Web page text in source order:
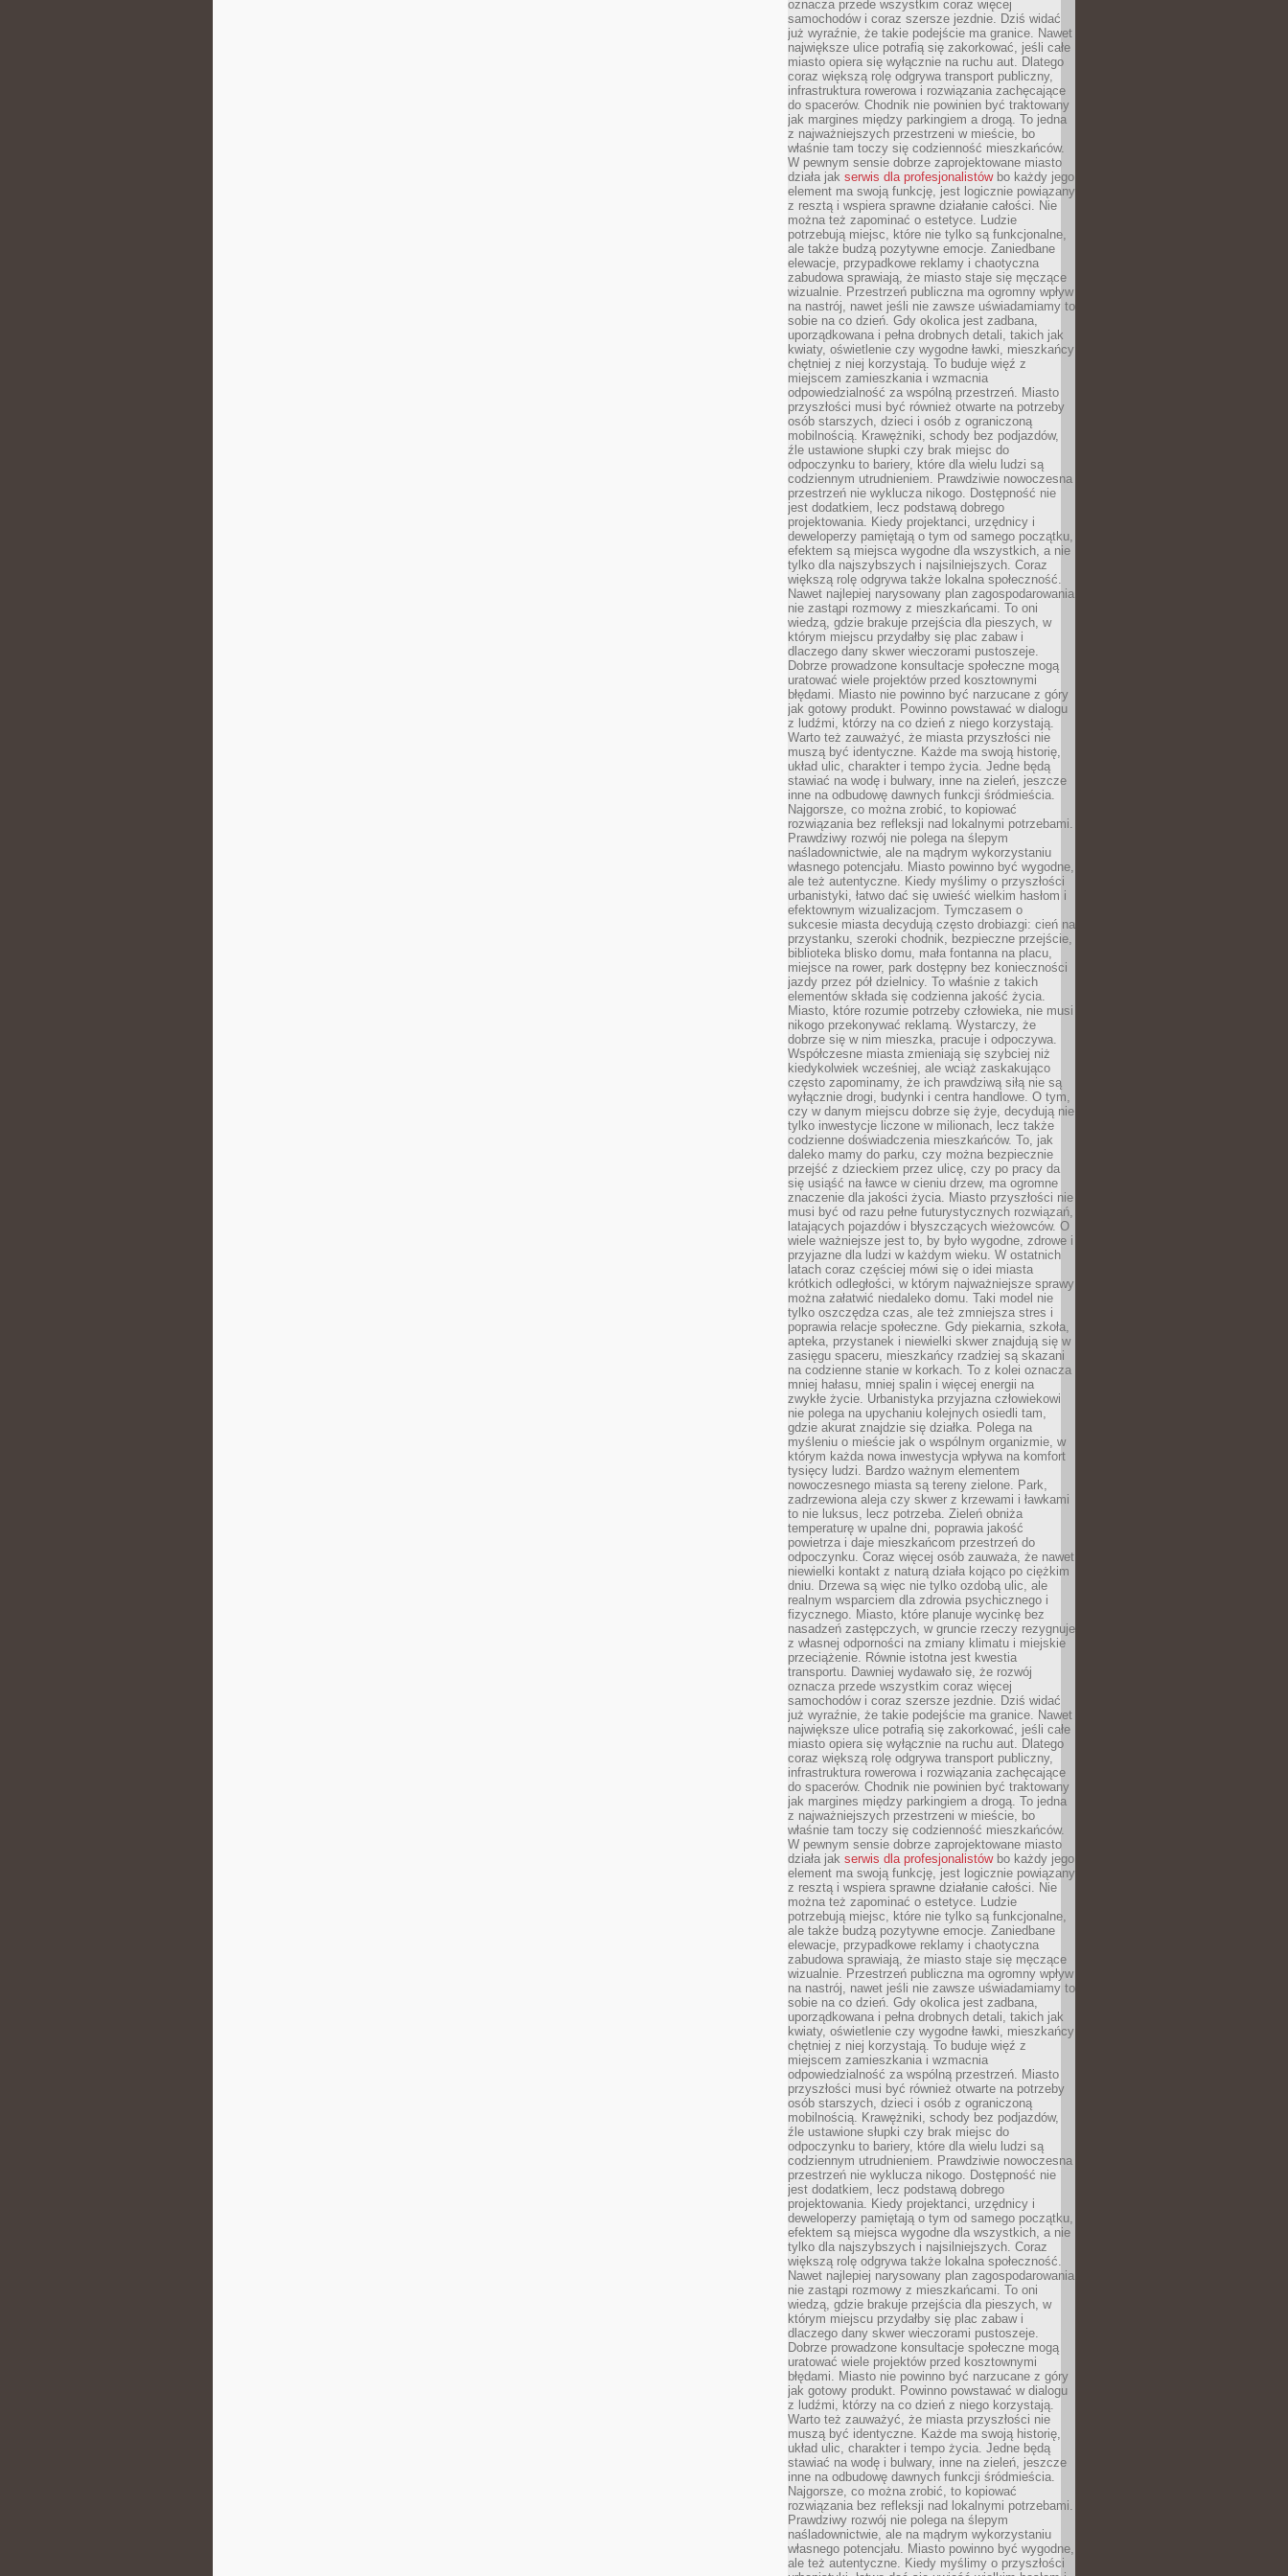
oznacza przede wszystkim coraz więcej
samochodów i coraz szersze jezdnie. Dziś widać
już wyraźnie, że takie podejście ma granice. Nawet
największe ulice potrafią się zakorkować, jeśli całe
miasto opiera się wyłącznie na ruchu aut. Dlatego
coraz większą rolę odgrywa transport publiczny,
infrastruktura rowerowa i rozwiązania zachęcające
do spacerów. Chodnik nie powinien być traktowany
jak margines między parkingiem a drogą. To jedna
z najważniejszych przestrzeni w mieście, bo
właśnie tam toczy się codzienność mieszkańców.
W pewnym sensie dobrze zaprojektowane miasto
działa jak serwis dla profesjonalistówbo każdy jego
element ma swoją funkcję, jest logicznie powiązany
z resztą i wspiera sprawne działanie całości. Nie
można też zapominać o estetyce. Ludzie
potrzebują miejsc, które nie tylko są funkcjonalne,
ale także budzą pozytywne emocje. Zaniedbane
elewacje, przypadkowe reklamy i chaotyczna
zabudowa sprawiają, że miasto staje się męczące
wizualnie. Przestrzeń publiczna ma ogromny wpływ
na nastrój, nawet jeśli nie zawsze uświadamiamy to
sobie na co dzień. Gdy okolica jest zadbana,
uporządkowana i pełna drobnych detali, takich jak
kwiaty, oświetlenie czy wygodne ławki, mieszkańcy
chętniej z niej korzystają. To buduje więź z
miejscem zamieszkania i wzmacnia
odpowiedzialność za wspólną przestrzeń. Miasto
przyszłości musi być również otwarte na potrzeby
osób starszych, dzieci i osób z ograniczoną
mobilnością. Krawężniki, schody bez podjazdów,
źle ustawione słupki czy brak miejsc do
odpoczynku to bariery, które dla wielu ludzi są
codziennym utrudnieniem. Prawdziwie nowoczesna
przestrzeń nie wyklucza nikogo. Dostępność nie
jest dodatkiem, lecz podstawą dobrego
projektowania. Kiedy projektanci, urzędnicy i
deweloperzy pamiętają o tym od samego początku,
efektem są miejsca wygodne dla wszystkich, a nie
tylko dla najszybszych i najsilniejszych. Coraz
większą rolę odgrywa także lokalna społeczność.
Nawet najlepiej narysowany plan zagospodarowania
nie zastąpi rozmowy z mieszkańcami. To oni
wiedzą, gdzie brakuje przejścia dla pieszych, w
którym miejscu przydałby się plac zabaw i
dlaczego dany skwer wieczorami pustoszeje.
Dobrze prowadzone konsultacje społeczne mogą
uratować wiele projektów przed kosztownymi
błędami. Miasto nie powinno być narzucane z góry
jak gotowy produkt. Powinno powstawać w dialogu
z ludźmi, którzy na co dzień z niego korzystają.
Warto też zauważyć, że miasta przyszłości nie
muszą być identyczne. Każde ma swoją historię,
układ ulic, charakter i tempo życia. Jedne będą
stawiać na wodę i bulwary, inne na zieleń, jeszcze
inne na odbudowę dawnych funkcji śródmieścia.
Najgorsze, co można zrobić, to kopiować
rozwiązania bez refleksji nad lokalnymi potrzebami.
Prawdziwy rozwój nie polega na ślepym
naśladownictwie, ale na mądrym wykorzystaniu
własnego potencjału. Miasto powinno być wygodne,
ale też autentyczne. Kiedy myślimy o przyszłości
urbanistyki, łatwo dać się uwieść wielkim hasłom i
efektownym wizualizacjom. Tymczasem o
sukcesie miasta decydują często drobiazgi: cień na
przystanku, szeroki chodnik, bezpieczne przejście,
biblioteka blisko domu, mała fontanna na placu,
miejsce na rower, park dostępny bez konieczności
jazdy przez pół dzielnicy. To właśnie z takich
elementów składa się codzienna jakość życia.
Miasto, które rozumie potrzeby człowieka, nie musi
nikogo przekonywać reklamą. Wystarczy, że
dobrze się w nim mieszka, pracuje i odpoczywa.
Współczesne miasta zmieniają się szybciej niż
kiedykolwiek wcześniej, ale wciąż zaskakująco
często zapominamy, że ich prawdziwą siłą nie są
wyłącznie drogi, budynki i centra handlowe. O tym,
czy w danym miejscu dobrze się żyje, decydują nie
tylko inwestycje liczone w milionach, lecz także
codzienne doświadczenia mieszkańców. To, jak
daleko mamy do parku, czy można bezpiecznie
przejść z dzieckiem przez ulicę, czy po pracy da
się usiąść na ławce w cieniu drzew, ma ogromne
znaczenie dla jakości życia. Miasto przyszłości nie
musi być od razu pełne futurystycznych rozwiązań,
latających pojazdów i błyszczących wieżowców. O
wiele ważniejsze jest to, by było wygodne, zdrowe i
przyjazne dla ludzi w każdym wieku. W ostatnich
latach coraz częściej mówi się o idei miasta
krótkich odległości, w którym najważniejsze sprawy
można załatwić niedaleko domu. Taki model nie
tylko oszczędza czas, ale też zmniejsza stres i
poprawia relacje społeczne. Gdy piekarnia, szkoła,
apteka, przystanek i niewielki skwer znajdują się w
zasięgu spaceru, mieszkańcy rzadziej są skazani
na codzienne stanie w korkach. To z kolei oznacza
mniej hałasu, mniej spalin i więcej energii na
zwykłe życie. Urbanistyka przyjazna człowiekowi
nie polega na upychaniu kolejnych osiedli tam,
gdzie akurat znajdzie się działka. Polega na
myśleniu o mieście jak o wspólnym organizmie, w
którym każda nowa inwestycja wpływa na komfort
tysięcy ludzi. Bardzo ważnym elementem
nowoczesnego miasta są tereny zielone. Park,
zadrzewiona aleja czy skwer z krzewami i ławkami
to nie luksus, lecz potrzeba. Zieleń obniża
temperaturę w upalne dni, poprawia jakość
powietrza i daje mieszkańcom przestrzeń do
odpoczynku. Coraz więcej osób zauważa, że nawet
niewielki kontakt z naturą działa kojąco po ciężkim
dniu. Drzewa są więc nie tylko ozdobą ulic, ale
realnym wsparciem dla zdrowia psychicznego i
fizycznego. Miasto, które planuje wycinkę bez
nasadzeń zastępczych, w gruncie rzeczy rezygnuje
z własnej odporności na zmiany klimatu i miejskie
przeciążenie. Równie istotna jest kwestia
transportu. Dawniej wydawało się, że rozwój
oznacza przede wszystkim coraz więcej
samochodów i coraz szersze jezdnie. Dziś widać
już wyraźnie, że takie podejście ma granice. Nawet
największe ulice potrafią się zakorkować, jeśli całe
miasto opiera się wyłącznie na ruchu aut. Dlatego
coraz większą rolę odgrywa transport publiczny,
infrastruktura rowerowa i rozwiązania zachęcające
do spacerów. Chodnik nie powinien być traktowany
jak margines między parkingiem a drogą. To jedna
z najważniejszych przestrzeni w mieście, bo
właśnie tam toczy się codzienność mieszkańców.
W pewnym sensie dobrze zaprojektowane miasto
działa jak serwis dla profesjonalistówbo każdy jego
element ma swoją funkcję, jest logicznie powiązany
z resztą i wspiera sprawne działanie całości. Nie
można też zapominać o estetyce. Ludzie
potrzebują miejsc, które nie tylko są funkcjonalne,
ale także budzą pozytywne emocje. Zaniedbane
elewacje, przypadkowe reklamy i chaotyczna
zabudowa sprawiają, że miasto staje się męczące
wizualnie. Przestrzeń publiczna ma ogromny wpływ
na nastrój, nawet jeśli nie zawsze uświadamiamy to
sobie na co dzień. Gdy okolica jest zadbana,
uporządkowana i pełna drobnych detali, takich jak
kwiaty, oświetlenie czy wygodne ławki, mieszkańcy
chętniej z niej korzystają. To buduje więź z
miejscem zamieszkania i wzmacnia
odpowiedzialność za wspólną przestrzeń. Miasto
przyszłości musi być również otwarte na potrzeby
osób starszych, dzieci i osób z ograniczoną
mobilnością. Krawężniki, schody bez podjazdów,
źle ustawione słupki czy brak miejsc do
odpoczynku to bariery, które dla wielu ludzi są
codziennym utrudnieniem. Prawdziwie nowoczesna
przestrzeń nie wyklucza nikogo. Dostępność nie
jest dodatkiem, lecz podstawą dobrego
projektowania. Kiedy projektanci, urzędnicy i
deweloperzy pamiętają o tym od samego początku,
efektem są miejsca wygodne dla wszystkich, a nie
tylko dla najszybszych i najsilniejszych. Coraz
większą rolę odgrywa także lokalna społeczność.
Nawet najlepiej narysowany plan zagospodarowania
nie zastąpi rozmowy z mieszkańcami. To oni
wiedzą, gdzie brakuje przejścia dla pieszych, w
którym miejscu przydałby się plac zabaw i
dlaczego dany skwer wieczorami pustoszeje.
Dobrze prowadzone konsultacje społeczne mogą
uratować wiele projektów przed kosztownymi
błędami. Miasto nie powinno być narzucane z góry
jak gotowy produkt. Powinno powstawać w dialogu
z ludźmi, którzy na co dzień z niego korzystają.
Warto też zauważyć, że miasta przyszłości nie
muszą być identyczne. Każde ma swoją historię,
układ ulic, charakter i tempo życia. Jedne będą
stawiać na wodę i bulwary, inne na zieleń, jeszcze
inne na odbudowę dawnych funkcji śródmieścia.
Najgorsze, co można zrobić, to kopiować
rozwiązania bez refleksji nad lokalnymi potrzebami.
Prawdziwy rozwój nie polega na ślepym
naśladownictwie, ale na mądrym wykorzystaniu
własnego potencjału. Miasto powinno być wygodne,
ale też autentyczne. Kiedy myślimy o przyszłości